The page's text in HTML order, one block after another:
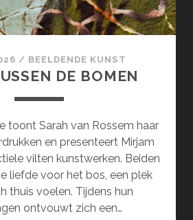
/ BEELDENDE KUNST
DE BOMEN
toont Sarah van Rossem haar
en presenteert Mirjam
vilten kunstwerken. Beiden
liefde voor het bos, een plek
thuis voelen. Tijdens hun
ontvouwt zich een…